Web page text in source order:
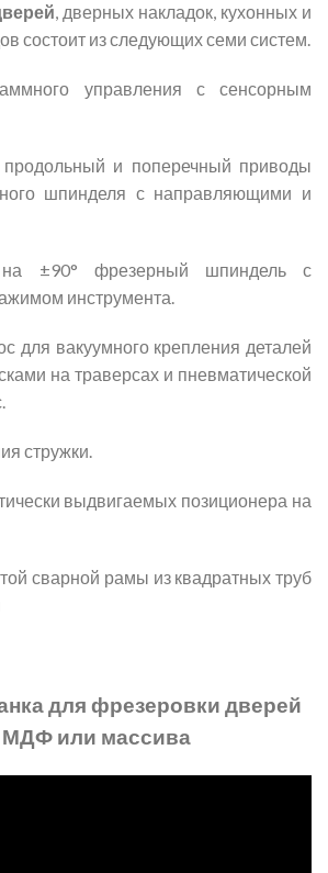
, дверных накладок, кухонных и
состоит из следующих семи систем.
управления с сенсорным
продольный и поперечный приводы
шпинделя с направляющими и
±90° фрезерный шпиндель с
инструмента.
для вакуумного крепления деталей
на траверсах и пневматической
стружки.
выдвигаемых позиционера на
сварной рамы из квадратных труб
для фрезеровки дверей
МДФ или массива